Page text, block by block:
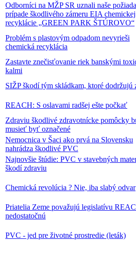
Odborníci na MŽP SR uznali naše
prípade škodlivého zámeru EIA chemickej
recyklácie „GREEN PARK ŠTÚROVO“
Problém s plastovým odpadom nevyrieši
chemická recyklácia
Zastavte znečisťovanie riek banskými
kalmi
SIŽP škodí tým skládkam, ktoré dodržujú
REACH: S oslavami radšej ešte počkať
Zdraviu škodlivé zdravotnícke pomôcky
musieť byť označené
Nemocnica v Šaci ako prvá na Slovensku
nahrádza škodlivé PVC
Najnovšie štúdie: PVC v stavebných
škodí zdraviu
Chemická revolúcia ? Nie, iba slabý odvar
Priatelia Zeme považujú legislatívu
nedostatočnú
PVC - jed pre životné prostredie (leták)